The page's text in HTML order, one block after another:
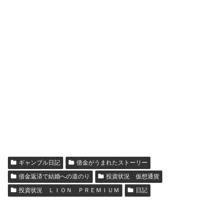
ギャンブル日記
借金がうまれたストーリー
借金返済で結婚への道のり
投資状況 仮想通貨
投資状況 ＬＩＯＮ ＰＲＥＭＩＵＭ
日記